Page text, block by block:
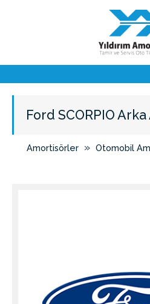
Ford SCORPIO
Amortisörler » Otomobil